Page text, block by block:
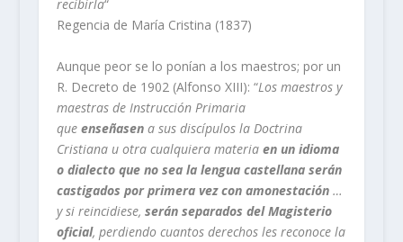
recibirla“
Regencia de María Cristina (1837)
Aunque peor se lo ponían a los maestros; por un
R. Decreto de 1902 (Alfonso XIII): “Los maestros y
maestras de Instrucción Primaria
que enseñasena sus discípulos la Doctrina
Cristiana u otra cualquiera materia en un idioma
o dialecto que no sea la lengua castellana serán
castigados por primera vez con amonestación…
y si reincidiese, serán separados del Magisterio
oficial, perdiendo cuantos derechos les reconoce la